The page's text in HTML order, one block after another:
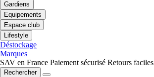
Gardiens
Equipements
Espace club
Lifestyle
Déstockage
Marques
SAV en France Paiement sécurisé Retours faciles
Rechercher